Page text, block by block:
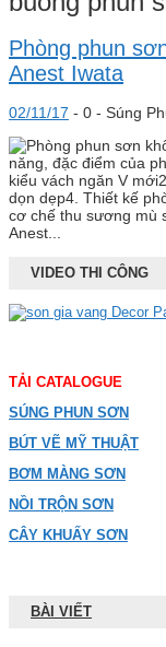
Phòng phun
Anest Iwata
02/11/17 - 0 - Súng
năng, đặc điểm của
kiểu vách ngăn V
dọn dẹp4. Thiết kế
cơ chế thu sương mù
Anest...
VIDEO THI CÔNG
TẢI CATALOGUE
SÚNG PHUN SƠN
BÚT VẼ MỸ THUẬT
BƠM MÀNG SƠN
NỒI TRỘN SƠN
CÂY KHUẤY SƠN
BÀI VIẾT